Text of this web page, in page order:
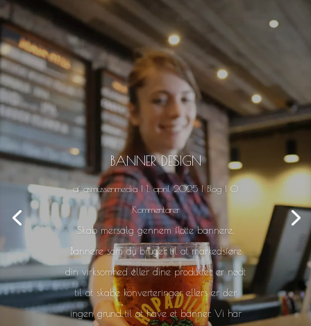
BANNER DESIGN
afasmussenmedia|1. april 2025| Blog | 0
Kommentarer
Skab mersalg gennem flotte bannere.
Bannere som du bruger til at markedsføre
din virksomhed eller dine produkter, er nødt
til at skabe konverteringer ellers er der
ingen grund til at have et banner. Vi har